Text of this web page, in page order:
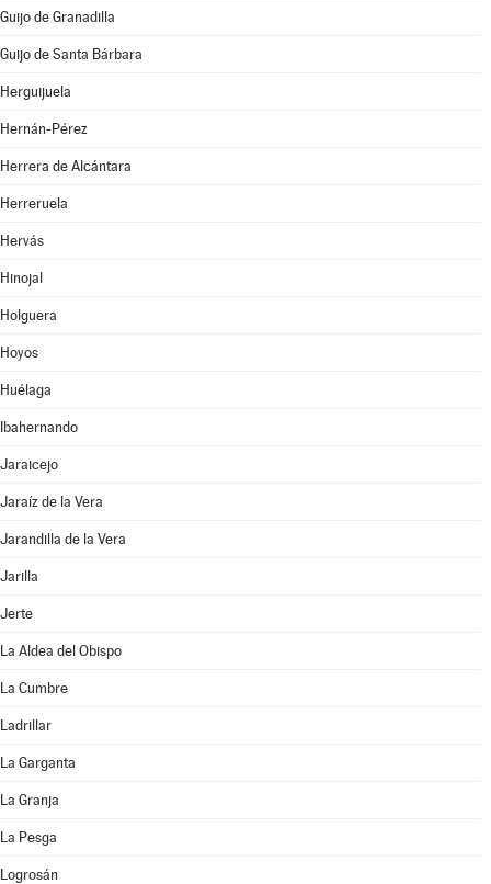
Guijo de Granadilla
Guijo de Santa Bárbara
Herguijuela
Hernán-Pérez
Herrera de Alcántara
Herreruela
Hervás
Hinojal
Holguera
Hoyos
Huélaga
Ibahernando
Jaraicejo
Jaraíz de la Vera
Jarandilla de la Vera
Jarilla
Jerte
La Aldea del Obispo
La Cumbre
Ladrillar
La Garganta
La Granja
La Pesga
Logrosán